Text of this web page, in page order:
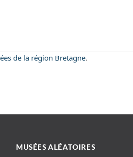
de la région Bretagne.
MUSÉES ALÉATOIRES